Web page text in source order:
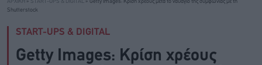
ΑΡΧΙΚΗ » START-UPS & DIGITAL » Getty Images: Kρίση χρέους μετά το ναυάγιο της συμφωνίας με τη
Shutterstock
START-UPS & DIGITAL
Getty Images: Kρίση χρέους